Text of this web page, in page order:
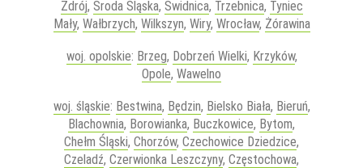
Zdrój, Środa Śląska, Świdnica, Trzebnica, Tyniec
Mały, Wałbrzych, Wilkszyn, Wiry, Wrocław, Żórawina
woj. opolskie: Brzeg, Dobrzeń Wielki, Krzyków,
Opole, Wawelno
woj. śląskie: Bestwina, Będzin, Bielsko Biała, Bieruń,
Blachownia, Borowianka, Buczkowice, Bytom,
Chełm Śląski, Chorzów, Czechowice Dziedzice,
Czeladź, Czerwionka Leszczyny, Częstochowa,